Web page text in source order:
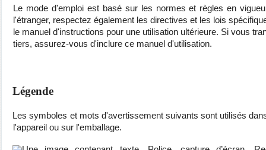
Le mode d'emploi est basé sur les normes et règles en
l'étranger, respectez également les directives et les lois
le manuel d'instructions pour une utilisation ultérieure. Si vous
tiers, assurez-vous d'inclure ce manuel d'utilisation.
Légende
Les symboles et mots d'avertissement suivants sont utilisés
l'appareil ou sur l'emballage.